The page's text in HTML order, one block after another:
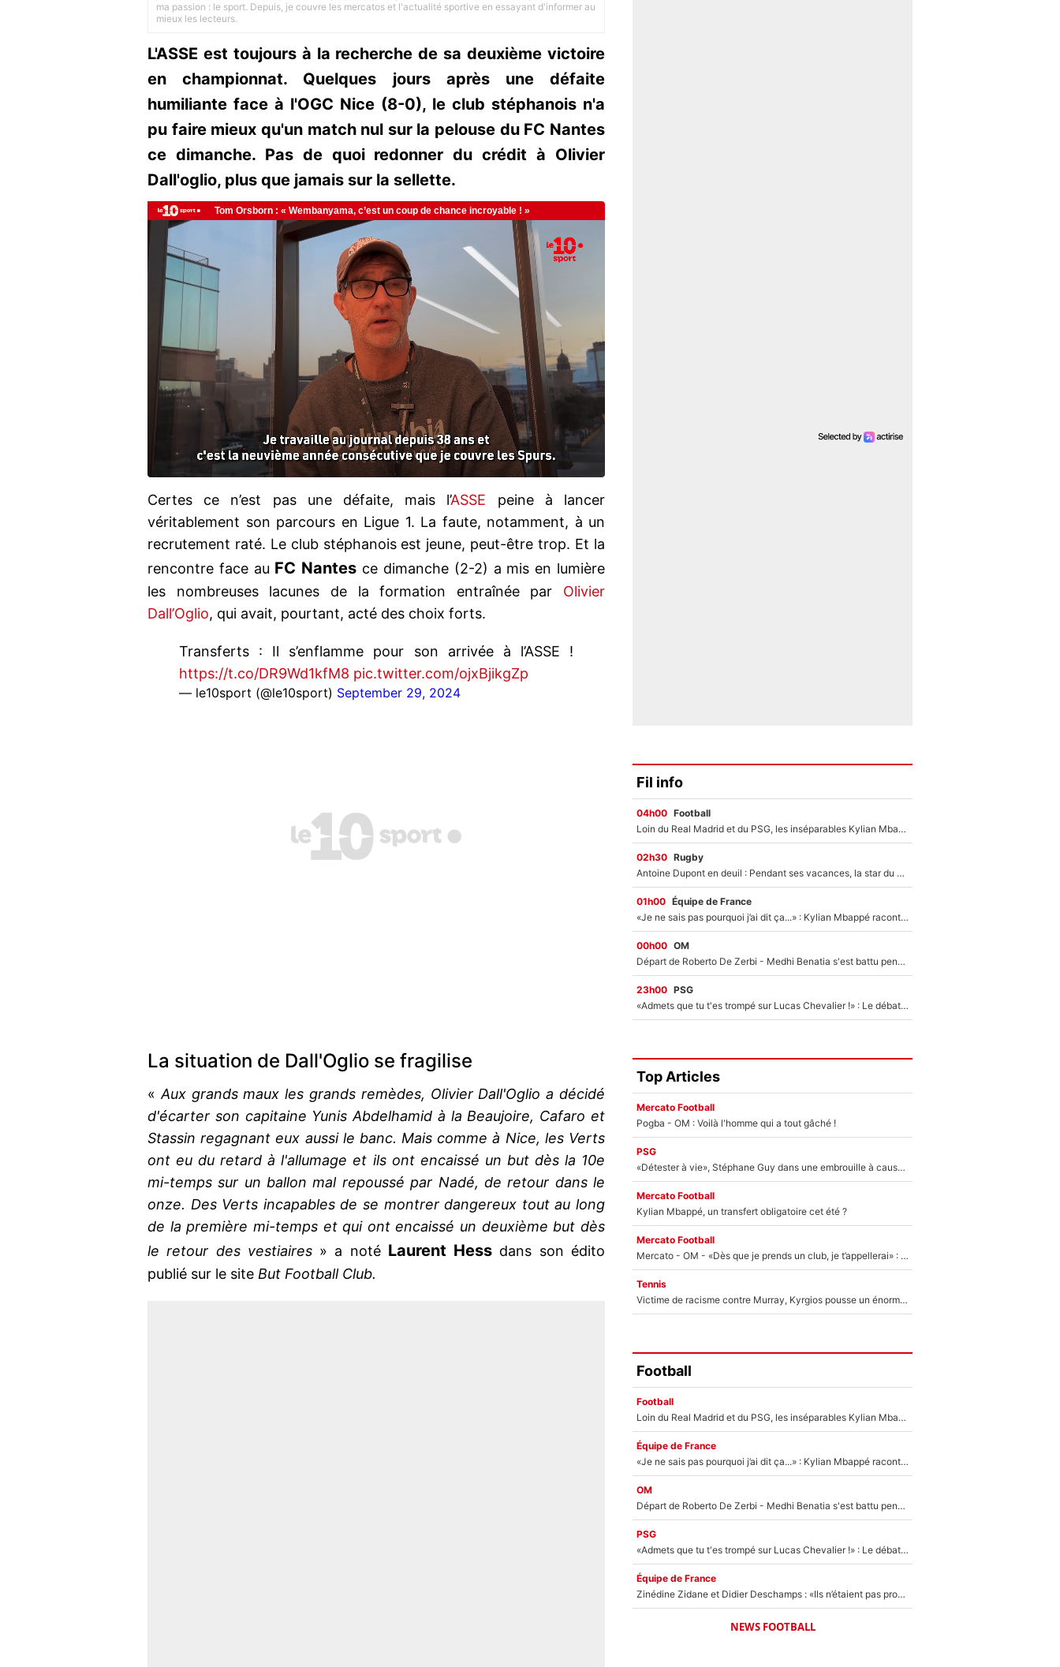
ma passion : le sport. Depuis, je couvre les mercatos et l'actualité sportive en essayant d'informer au
mieux les lecteurs.
L'ASSE est toujours à la recherche de sa deuxième victoire
en championnat. Quelques jours après une défaite
humiliante face à l'OGC Nice (8-0), le club stéphanois n'a
pu faire mieux qu'un match nul sur la pelouse du FC Nantes
ce dimanche. Pas de quoi redonner du crédit à Olivier
Dall'oglio, plus que jamais sur la sellette.
Certes ce n’est pas une défaite, mais l’ASSE peine à lancer
véritablement son parcours en Ligue 1. La faute, notamment, à un
recrutement raté. Le club stéphanois est jeune, peut-être trop. Et la
rencontre face au FC Nantes ce dimanche (2-2) a mis en lumière
les nombreuses lacunes de la formation entraînée par Olivier
Dall’Oglio, qui avait, pourtant, acté des choix forts.
Transferts : Il s’enflamme pour son arrivée à l’ASSE !
https://t.co/DR9Wd1kfM8 pic.twitter.com/ojxBjikgZp
— le10sport (@le10sport) September 29, 2024
La situation de Dall'Oglio se fragilise
« Aux grands maux les grands remèdes, Olivier Dall'Oglio a décidé
d'écarter son capitaine Yunis Abdelhamid à la Beaujoire, Cafaro et
Stassin regagnant eux aussi le banc. Mais comme à Nice, les Verts
ont eu du retard à l'allumage et ils ont encaissé un but dès la 10e
mi-temps sur un ballon mal repoussé par Nadé, de retour dans le
onze. Des Verts incapables de se montrer dangereux tout au long
de la première mi-temps et qui ont encaissé un deuxième but dès
le retour des vestiaires » a noté Laurent Hess dans son édito
publié sur le site But Football Club.
Fil info
04h00 Football
Loin du Real Madrid et du PSG, les inséparables Kylian Mbappé et Achraf Hakimi changent d'équipe le temps d'une journée !
02h30 Rugby
Antoine Dupont en deuil : Pendant ses vacances, la star du XV de France a perdu sa grand-mère
01h00 Équipe de France
«Je ne sais pas pourquoi j’ai dit ça...» : Kylian Mbappé raconte sa première rencontre avec Zinédine Zidane (et c’est très drôle)
00h00 OM
Départ de Roberto De Zerbi - Medhi Benatia s'est battu pendant six mois pour le retenir à l'OM, le PSG a été le naufrage de trop : «Je pars avec toi»
23h00 PSG
«Admets que tu t'es trompé sur Lucas Chevalier !» : Le débat sur le gardien du PSG vire au clash à l'After Foot
Top Articles
Mercato Football
Pogba - OM : Voilà l'homme qui a tout gâché !
PSG
«Détester à vie», Stéphane Guy dans une embrouille à cause du PSG !
Mercato Football
Kylian Mbappé, un transfert obligatoire cet été ?
Mercato Football
Mercato - OM - «Dès que je prends un club, je t’appellerai» : La promesse de Marcelino au moment de claquer la porte
Tennis
Victime de racisme contre Murray, Kyrgios pousse un énorme coup de gueule !
Football
Football
Loin du Real Madrid et du PSG, les inséparables Kylian Mbappé et Achraf Hakimi changent d'équipe le temps d'une journée !
Équipe de France
«Je ne sais pas pourquoi j’ai dit ça...» : Kylian Mbappé raconte sa première rencontre avec Zinédine Zidane (et c’est très drôle)
OM
Départ de Roberto De Zerbi - Medhi Benatia s'est battu pendant six mois pour le retenir à l'OM, le PSG a été le naufrage de trop : «Je pars avec toi»
PSG
«Admets que tu t'es trompé sur Lucas Chevalier !» : Le débat sur le gardien du PSG vire au clash à l'After Foot
Équipe de France
Zinédine Zidane et Didier Deschamps : «Ils n’étaient pas proches», les confidences d’un membre de l’équipe de France 1998 sur leur relation spéciale
NEWS FOOTBALL